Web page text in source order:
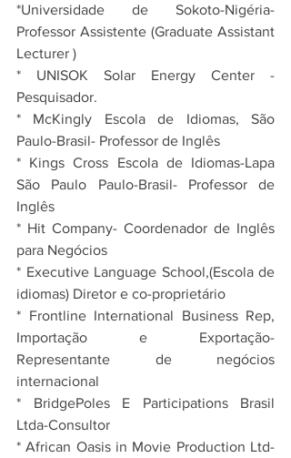
*Universidade de Sokoto-Nigéria-
Professor Assistente (Graduate Assistant
Lecturer )
* UNISOK Solar Energy Center -
Pesquisador.
* McKingly Escola de Idiomas, São
Paulo-Brasil- Professor de Inglês
* Kings Cross Escola de Idiomas-Lapa
São Paulo Paulo-Brasil- Professor de
Inglês
* Hit Company- Coordenador de Inglês
para Negócios
* Executive Language School,(Escola de
idiomas) Diretor e co-proprietário
* Frontline International Business Rep,
Importação e Exportação-
Representante de negócios
internacional
* BridgePoles E Participations Brasil
Ltda-Consultor
* African Oasis in Movie Production Ltd-